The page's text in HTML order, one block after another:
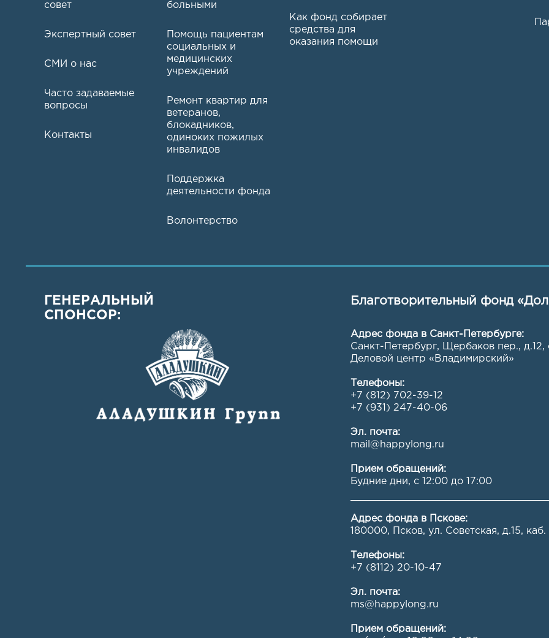
совет
Экспертный совет
СМИ о нас
Часто задаваемые
вопросы
Контакты
больными
Помощь пациентам
социальных и
медицинских
учреждений
Ремонт квартир для
ветеранов,
блокадников,
одиноких пожилых
инвалидов
Поддержка
деятельности фонда
Волонтерство
Как фонд собирает
средства для
оказания помощи
ГЕНЕРАЛЬНЫЙ
СПОНСОР:
Благотворительный фонд
Адрес фонда в Санкт-Петербурге:
Санкт-Петербург, Щербаков пер.,
Деловой центр «Владимирский»
Телефоны:
+7 (812) 702-39-12
+7 (931) 247-40-06
Эл. почта:
mail@happylong.ru
Прием обращений:
Будние дни, с 12:00 до 17:00
Адрес фонда в Пскове:
180000, Псков, ул. Советская, д.15, каб.
Телефоны:
+7 (8112) 20-10-47
Эл. почта:
ms@happylong.ru
Прием обращений: